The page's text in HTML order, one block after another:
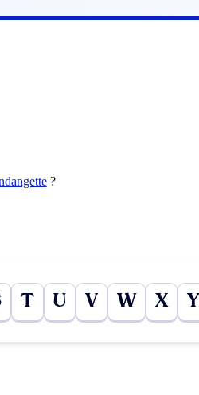
?
T U V W X Y